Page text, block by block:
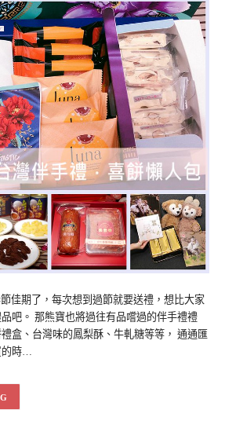
佳期了，每次想到過節就要送禮，想比大家
吧。 那熊寶也將過往有品嚐過的伴手禮禮
盒、台灣味的鳳梨酥、牛軋糖等等， 通通匯
的時…